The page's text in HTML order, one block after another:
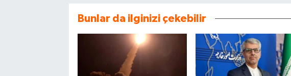
Bunlar da ilginizi çekebilir